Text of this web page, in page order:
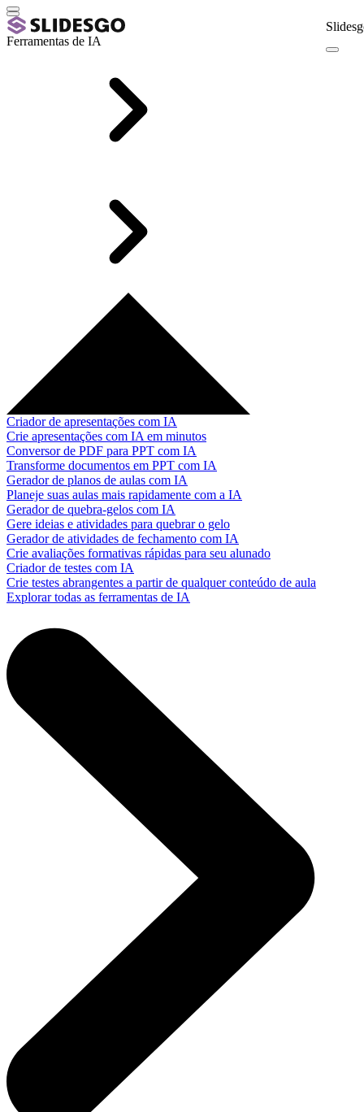
Ferramentas de IA
Criador de apresentações com IA
Crie apresentações com IA em minutos
Conversor de PDF para PPT com IA
Transforme documentos em PPT com IA
Gerador de planos de aulas com IA
Planeje suas aulas mais rapidamente com a IA
Gerador de quebra-gelos com IA
Gere ideias e atividades para quebrar o gelo
Gerador de atividades de fechamento com IA
Crie avaliações formativas rápidas para seu alunado
Criador de testes com IA
Crie testes abrangentes a partir de qualquer conteúdo de aula
Explorar todas as ferramentas de IA